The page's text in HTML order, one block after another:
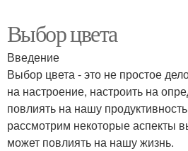
Выбор цвета
Введение
Выбор цвета - это не простое
на настроение, настроить на
повлиять на нашу
рассмотрим некоторые аспекты
может повлиять на нашу жизнь.